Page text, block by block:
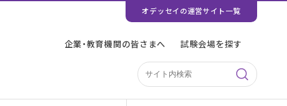
オデッセイの運営サイト一覧
企業・教育機関の皆さまへ 試験会場を探す